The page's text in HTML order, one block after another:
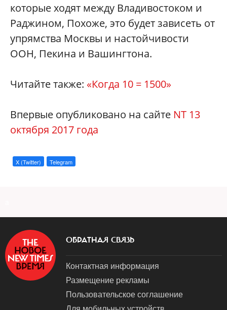
которые ходят между Владивостоком и
Раджином, Похоже, это будет зависеть от
упрямства Москвы и настойчивости
ООН, Пекина и Вашингтона.
Читайте также: «Когда 10 = 1500»
Впервые опубликовано на сайте NT 13
октября 2017 года
X (Twitter) Telegram
ОБРАТНАЯ СВЯЗЬ
Контактная информация
Размещение рекламы
Пользовательское соглашение